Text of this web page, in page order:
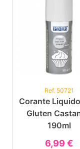
Ref. 50721
Corante
Gluten
190ml
6,99 €